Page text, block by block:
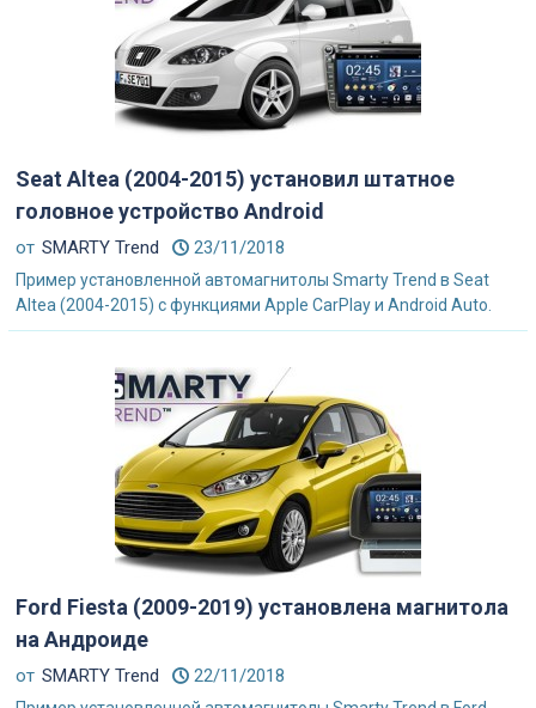
Seat Altea (2004-2015) установил штатное
головное устройство Android
от SMARTY Trend 23/11/2018
Пример установленной автомагнитолы Smarty Trend в Seat
Altea (2004-2015) с функциями Apple CarPlay и Android Auto.
Ford Fiesta (2009-2019) установлена магнитола
на Андроиде
от SMARTY Trend 22/11/2018